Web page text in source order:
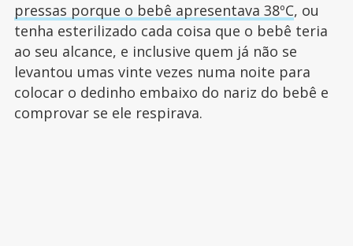
pressas porque o bebê apresentava 38ºC, ou
tenha esterilizado cada coisa que o bebê teria
ao seu alcance, e inclusive quem já não se
levantou umas vinte vezes numa noite para
colocar o dedinho embaixo do nariz do bebê e
comprovar se ele respirava.